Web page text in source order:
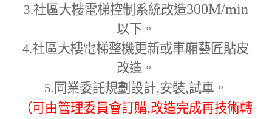
3.社區大樓電梯控制系統改造300M/min
以下。
4.社區大樓電梯整機更新或車廂藝匠貼皮
改造。
5. 同業委託規劃設計,安裝,試車。
（可由管理委員會訂購,改造完成再技術轉